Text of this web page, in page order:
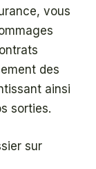
vous
des
ainsi
sorties.
sur